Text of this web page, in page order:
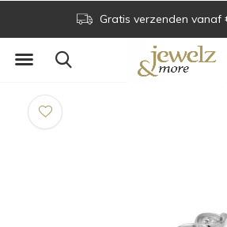
Gratis verzenden vanaf